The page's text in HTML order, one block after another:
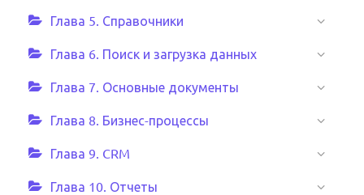
Глава 5. Справочники
Глава 6. Поиск и загрузка данных
Глава 7. Основные документы
Глава 8. Бизнес-процессы
Глава 9. CRM
Глава 10. Отчеты